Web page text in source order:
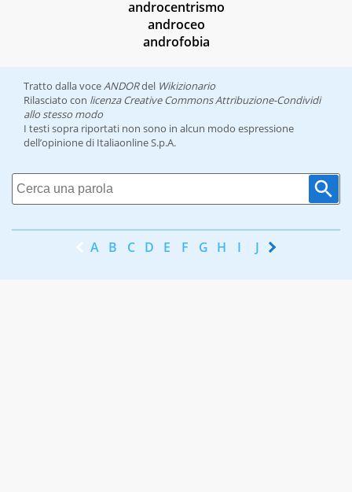
androcentrismo
androceo
androfobia
Tratto dalla voceANDORdel Wikizionario
Rilasciato con licenza Creative Commons Attribuzione-Condividi
allo stesso modo
I testi sopra riportati non sono in alcun modo espressione
dell’opinione di Italiaonline S.p.A.
A B C D E F G H I J K